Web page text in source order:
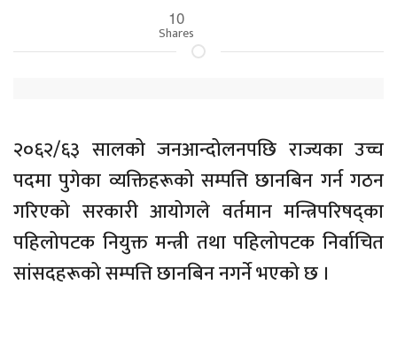
10
Shares
२०६२/६३ सालको जनआन्दोलनपछि राज्यका उच्च
पदमा पुगेका व्यक्तिहरूको सम्पत्ति छानबिन गर्न गठन
गरिएको सरकारी आयोगले वर्तमान मन्त्रिपरिषद्का
पहिलोपटक नियुक्त मन्त्री तथा पहिलोपटक निर्वाचित
सांसदहरूको सम्पत्ति छानबिन नगर्ने भएको छ ।